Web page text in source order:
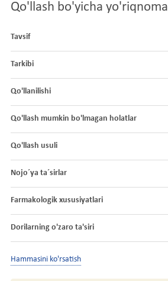
Qo'llash bo'yicha yo'riqnoma
Tavsif
Tarkibi
Qo'llanilishi
Qo'llash mumkin bo'lmagan holatlar
Qo'llash usuli
Nojo´ya ta´sirlar
Farmakologik xususiyatlari
Dorilarning o'zaro ta'siri
Hammasini ko'rsatish